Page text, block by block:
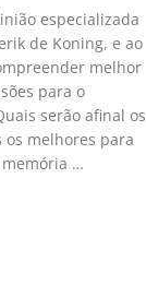
especializada
de Koning, e ao
melhor
para o
serão afinal os
os melhores para
…